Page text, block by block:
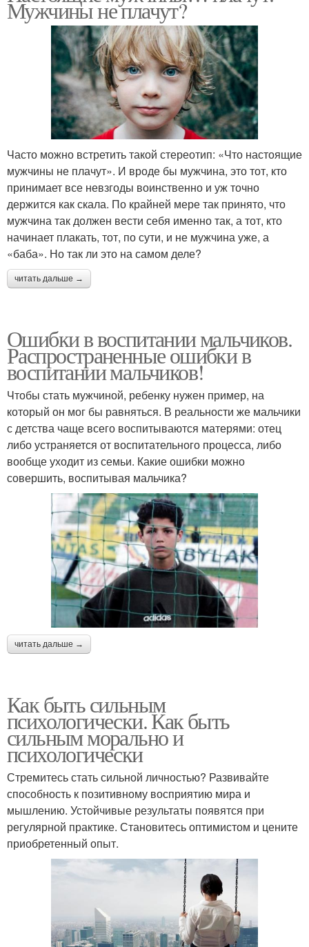
Мужчины не плачут?
Часто можно встретить такой стереотип: «Что настоящие
мужчины не плачут». И вроде бы мужчина, это тот, кто
принимает все невзгоды воинственно и уж точно
держится как скала. По крайней мере так принято, что
мужчина так должен вести себя именно так, а тот, кто
начинает плакать, тот, по сути, и не мужчина уже, а
«баба». Но так ли это на самом деле?
читать дальше →
Ошибки в воспитании мальчиков.
Распространенные ошибки в
воспитании мальчиков!
Чтобы стать мужчиной, ребенку нужен пример, на
который он мог бы равняться. В реальности же мальчики
с детства чаще всего воспитываются матерями: отец
либо устраняется от воспитательного процесса, либо
вообще уходит из семьи. Какие ошибки можно
совершить, воспитывая мальчика?
читать дальше →
Как быть сильным
психологически. Как быть
сильным морально и
психологически
Стремитесь стать сильной личностью? Развивайте
способность к позитивному восприятию мира и
мышлению. Устойчивые результаты появятся при
регулярной практике. Становитесь оптимистом и цените
приобретенный опыт.